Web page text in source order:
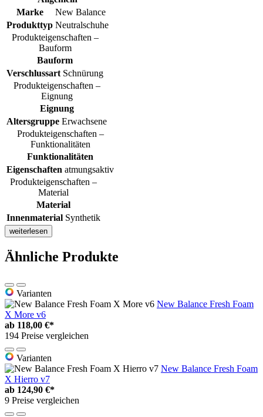
Marke
New Balance
Produkttyp Neutralschuhe
Produkteigenschaften –
Bauform
Bauform
Verschlussart Schnürung
Produkteigenschaften –
Eignung
Eignung
Altersgruppe Erwachsene
Produkteigenschaften –
Funktionalitäten
Funktionalitäten
Eigenschaften atmungsaktiv
Produkteigenschaften –
Material
Material
Innenmaterial Synthetik
weiterlesen
Ähnliche Produkte
Varianten
New Balance Fresh Foam
X More v6
ab 118,00 €*
194 Preise vergleichen
Varianten
New Balance Fresh Foam
X Hierro v7
ab 124,90 €*
9 Preise vergleichen